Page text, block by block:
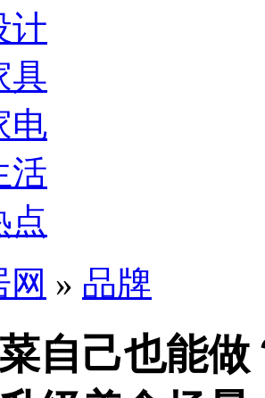
计
具
电
活
点
» 品牌
自己也能